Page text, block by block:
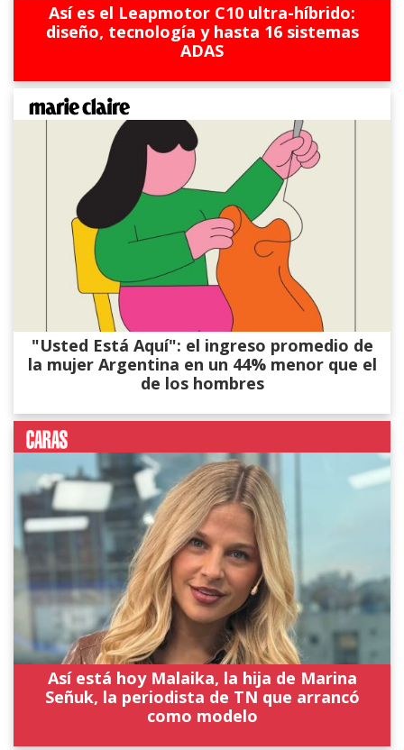
Así es el Leapmotor C10 ultra-híbrido:
diseño, tecnología y hasta 16 sistemas
ADAS
"Usted Está Aquí": el ingreso promedio de
la mujer Argentina en un 44% menor que el
de los hombres
Así está hoy Malaika, la hija de Marina
Señuk, la periodista de TN que arrancó
como modelo